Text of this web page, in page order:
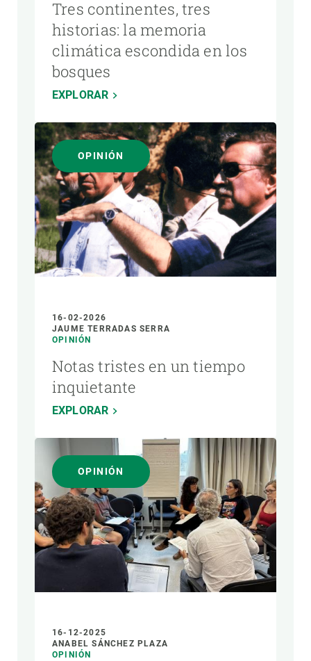
Tres continentes, tres
historias: la memoria
climática escondida en los
bosques
EXPLORAR
OPINIÓN
16-02-2026
JAUME TERRADAS SERRA
OPINIÓN
Notas tristes en un tiempo
inquietante
EXPLORAR
OPINIÓN
16-12-2025
ANABEL SÁNCHEZ PLAZA
OPINIÓN